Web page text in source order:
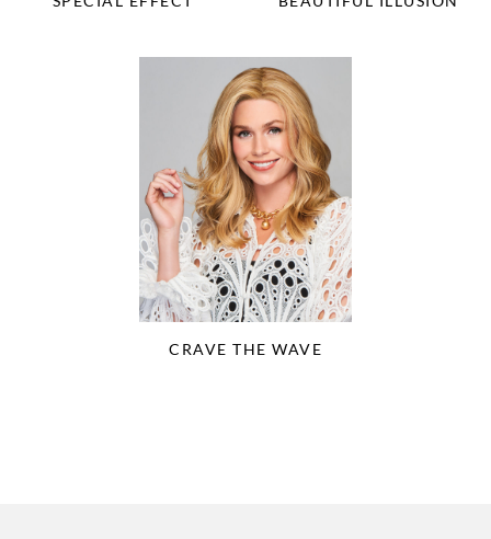
CRAVE THE WAVE